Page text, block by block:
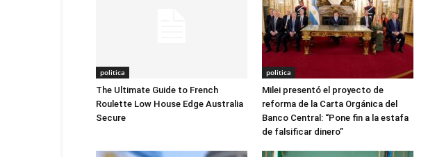
politica
The Ultimate Guide to French
Roulette Low House Edge Australia
Secure
politica
Milei presentó el proyecto de
reforma de la Carta Orgánica del
Banco Central: “Pone fin a la estafa
de falsificar dinero”